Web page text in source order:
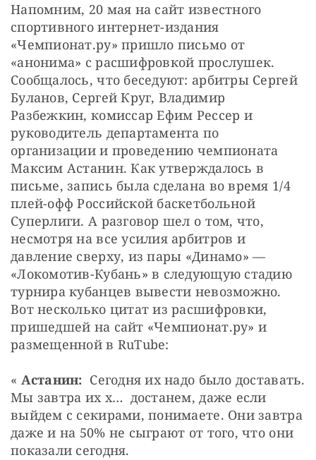
Напомним, 20 мая на сайт известного
спортивного интернет-издания
«Чемпионат.ру» пришло письмо от
«анонима» с расшифровкой прослушек.
Сообщалось, что беседуют: арбитры Сергей
Буланов, Сергей Круг, Владимир
Разбежкин, комиссар Ефим Рессер и
руководитель департамента по
организации и проведению чемпионата
Максим Астанин. Как утверждалось в
письме, запись была сделана во время 1/4
плей-офф Российской баскетбольной
Суперлиги. А разговор шел о том, что,
несмотря на все усилия арбитров и
давление сверху, из пары «Динамо» —
«Локомотив-Кубань» в следующую стадию
турнира кубанцев вывести невозможно.
Вот несколько цитат из расшифровки,
пришедшей на сайт «Чемпионат.ру» и
размещенной в RuTube:
« Астанин:
  Сегодня их надо было доставать.
Мы завтра их х…  достанем, даже если
выйдем с секирами, понимаете. Они завтра
даже и на 50% не сыграют от того, что они
показали сегодня.